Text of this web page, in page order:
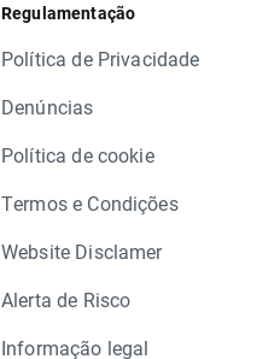
Regulamentação
Política de Privacidade
Denúncias
Política de cookie
Termos e Condições
Website Disclamer
Alerta de Risco
Informação legal